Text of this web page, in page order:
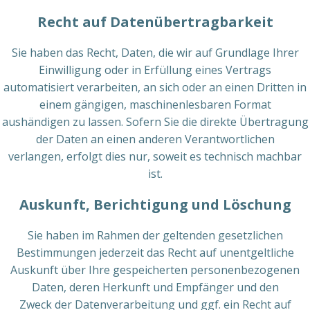
Recht auf Datenübertragbarkeit
Sie haben das Recht, Daten, die wir auf Grundlage Ihrer
Einwilligung oder in Erfüllung eines Vertrags
automatisiert verarbeiten, an sich oder an einen Dritten in
einem gängigen, maschinenlesbaren Format
aushändigen zu lassen. Sofern Sie die direkte Übertragung
der Daten an einen anderen Verantwortlichen
verlangen, erfolgt dies nur, soweit es technisch machbar
ist.
Auskunft, Berichtigung und Löschung
Sie haben im Rahmen der geltenden gesetzlichen
Bestimmungen jederzeit das Recht auf unentgeltliche
Auskunft über Ihre gespeicherten personenbezogenen
Daten, deren Herkunft und Empfänger und den
Zweck der Datenverarbeitung und ggf. ein Recht auf